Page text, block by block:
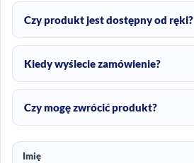
Czy produkt jest dostępny od ręki?
Kiedy wyślecie zamówienie?
Czy mogę zwrócić produkt?
Imię